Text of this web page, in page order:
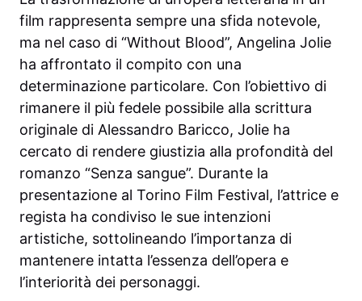
film rappresenta sempre una sfida notevole,
ma nel caso di “Without Blood”, Angelina Jolie
ha affrontato il compito con una
determinazione particolare. Con l’obiettivo di
rimanere il più fedele possibile alla scrittura
originale di Alessandro Baricco, Jolie ha
cercato di rendere giustizia alla profondità del
romanzo “Senza sangue”. Durante la
presentazione al Torino Film Festival, l’attrice e
regista ha condiviso le sue intenzioni
artistiche, sottolineando l’importanza di
mantenere intatta l’essenza dell’opera e
l’interiorità dei personaggi.